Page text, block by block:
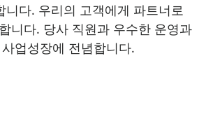
니다. 우리의 고객에게 파트너로
니다. 당사 직원과 우수한 운영과
업성장에 전념합니다.